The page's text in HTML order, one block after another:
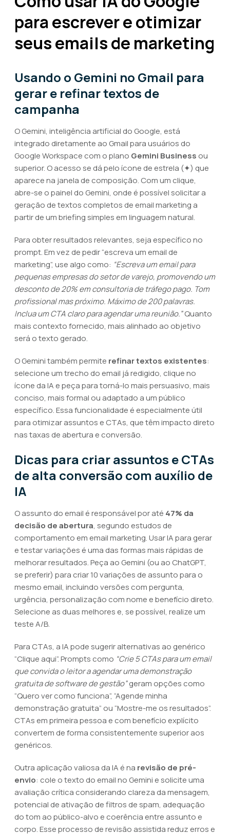
para escrever e otimizar
seus emails de marketing
Usando o Gemini no Gmail para
gerar e refinar textos de
campanha
O Gemini, inteligência artificial do Google, está
integrado diretamente ao Gmail para usuários do
Google Workspace com o plano Gemini Business ou
superior. O acesso se dá pelo ícone de estrela (✦) que
aparece na janela de composição. Com um clique,
abre-se o painel do Gemini, onde é possível solicitar a
geração de textos completos de email marketing a
partir de um briefing simples em linguagem natural.
Para obter resultados relevantes, seja específico no
prompt. Em vez de pedir “escreva um email de
marketing”, use algo como: “Escreva um email para
pequenas empresas do setor de varejo, promovendo um
desconto de 20% em consultoria de tráfego pago. Tom
profissional mas próximo. Máximo de 200 palavras.
Inclua um CTA claro para agendar uma reunião.”Quanto
mais contexto fornecido, mais alinhado ao objetivo
será o texto gerado.
O Gemini também permite refinar textos existentes:
selecione um trecho do email já redigido, clique no
ícone da IA e peça para torná-lo mais persuasivo, mais
conciso, mais formal ou adaptado a um público
específico. Essa funcionalidade é especialmente útil
para otimizar assuntos e CTAs, que têm impacto direto
nas taxas de abertura e conversão.
Dicas para criar assuntos e CTAs
de alta conversão com auxílio de
IA
O assunto do email é responsável por até 47% da
decisão de abertura, segundo estudos de
comportamento em email marketing. Usar IA para gerar
e testar variações é uma das formas mais rápidas de
melhorar resultados. Peça ao Gemini (ou ao ChatGPT,
se preferir) para criar 10 variações de assunto para o
mesmo email, incluindo versões com pergunta,
urgência, personalização com nome e benefício direto.
Selecione as duas melhores e, se possível, realize um
teste A/B.
Para CTAs, a IA pode sugerir alternativas ao genérico
“Clique aqui”. Prompts como “Crie 5 CTAs para um email
que convida o leitor a agendar uma demonstração
gratuita de software de gestão”geram opções como
“Quero ver como funciona”, “Agende minha
demonstração gratuita” ou “Mostre-me os resultados”.
CTAs em primeira pessoa e com benefício explícito
convertem de forma consistentemente superior aos
genéricos.
Outra aplicação valiosa da IA é na revisão de pré-
envio: cole o texto do email no Gemini e solicite uma
avaliação crítica considerando clareza da mensagem,
potencial de ativação de filtros de spam, adequação
do tom ao público-alvo e coerência entre assunto e
corpo. Esse processo de revisão assistida reduz erros e